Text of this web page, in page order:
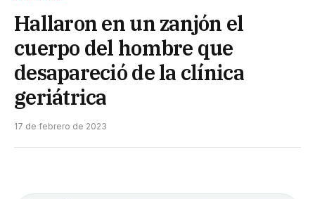
Hallaron en un zanjón el
cuerpo del hombre que
desapareció de la clínica
geriátrica
17 de febrero de 2023